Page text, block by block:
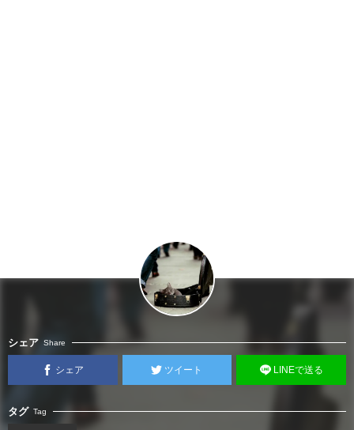
シェア Share
シェア ツイート LINEで送る
タグ Tag